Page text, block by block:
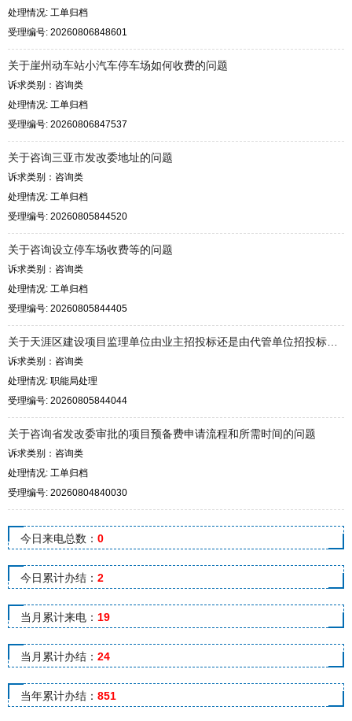
处理情况: 工单归档
受理编号: 20260806848601
关于崖州动车站小汽车停车场如何收费的问题
诉求类别：咨询类
处理情况: 工单归档
受理编号: 20260806847537
关于咨询三亚市发改委地址的问题
诉求类别：咨询类
处理情况: 工单归档
受理编号: 20260805844520
关于咨询设立停车场收费等的问题
诉求类别：咨询类
处理情况: 工单归档
受理编号: 20260805844405
诉求类别：咨询类
处理情况: 职能局处理
受理编号: 20260805844044
关于咨询省发改委审批的项目预备费申请流程和所需时间的问题
诉求类别：咨询类
处理情况: 工单归档
受理编号: 20260804840030
今日来电总数： 0
今日累计办结： 2
当月累计来电： 19
当月累计办结： 24
当年累计办结： 851